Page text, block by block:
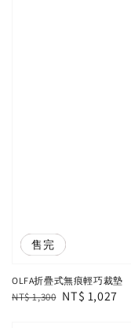
優惠
售完
OLFA折疊式無痕輕巧裁墊
Regular
NT$ 1,300 Sale
NT$ 1,027